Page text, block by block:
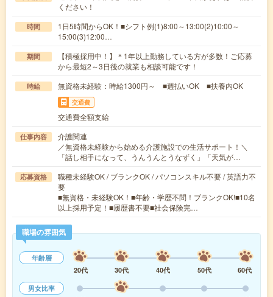
ください！
時間
1日5時間からOK！■シフト例(1)8:00～13:00(2)10:00～
15:00(3)12:00…
期間
【積極採用中！】＊1年以上勤務している方が多数！ご応募
から最短2～3日後の就業も相談可能です！
時給 無資格未経験：時給1300円～ ■週払いOK ■扶養内OK
交通費
交通費全額支給
仕事内容
介護関連
／無資格未経験から始める介護施設での生活サポート！＼
「話し相手になって、うんうんとうなずく」「天気が…
応募資格
職種未経験OK / ブランクOK / パソコンスキル不要 / 英語力不
要
■無資格・未経験OK！■年齢・学歴不問！ブランクOK!■10名
以上採用予定！■履歴書不要■社会保険完…
職場の雰囲気
年齢層
20代
30代 40代 50代
60代
男女比率